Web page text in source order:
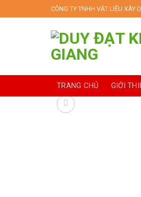
to
CÔNG TY TNHH VẬT LIỆU XÂY
TRANG CHỦ GIỚI